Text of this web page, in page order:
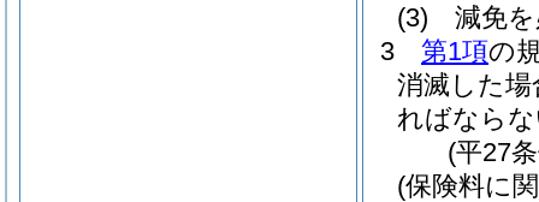
(3)
減免
3
第1項の
消滅した
ればなら
(平27
(保険料に